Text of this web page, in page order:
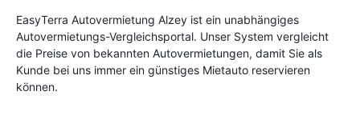
EasyTerra Autovermietung Alzey ist ein unabhängiges
Autovermietungs-Vergleichsportal. Unser System vergleicht
die Preise von bekannten Autovermietungen, damit Sie als
Kunde bei uns immer ein günstiges Mietauto reservieren
können.